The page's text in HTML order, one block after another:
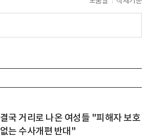
결국 거리로 나온 여성들 "피해자 보호
없는 수사개편 반대"